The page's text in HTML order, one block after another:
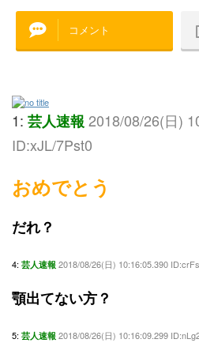
コメント
1: 芸人速報 2018/08/26(日)
ID:xJL/7Pst0
おめでとう
だれ？
4: 芸人速報 2018/08/26(日) 10:16:05.390
顎出てない方？
5: 芸人速報 2018/08/26(日) 10:16:09.299